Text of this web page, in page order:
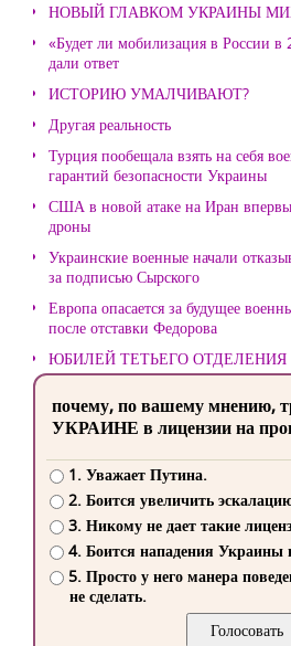
НОВЫЙ ГЛАВКОМ УКРАИНЫ
«Будет ли мобилизация в России в
дали ответ
ИСТОРИЮ УМАЛЧИВАЮТ?
Другая реальность
Турция пообещала взять на себя
гарантий безопасности Украины
США в новой атаке на Иран
дроны
Украинские военные начали
за подписью Сырского
Европа опасается за будущее
после отставки Федорова
ЮБИЛЕЙ ТЕТЬЕГО ОТДЕЛЕНИЯ
почему, по вашему мнению,
УКРАИНЕ в лицензии на
1. Уважает Путина.
2. Боится увеличить
3. Никому не дает такие
4. Боится нападения
5. Просто у него манера
не сделать.